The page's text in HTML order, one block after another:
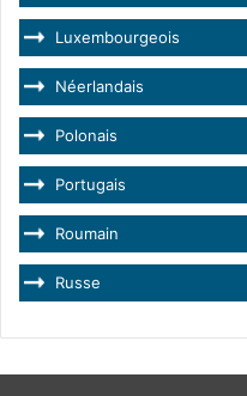
Luxembourgeois
Néerlandais
Polonais
Portugais
Roumain
Russe